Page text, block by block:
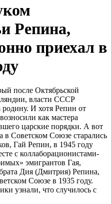
Репина,
приехал в
после Октябрьской
власти СССР
родину. И хотя Репин от
как мастера
царские порядки. А вот
в Советском Союзе старались
Гай Репин, в 1945 году
с коллаборационистами-
эмигрантов Гая,
Дия (Дмитрия) Репина,
Союзе в 1935 году.
узнали, что случилось с